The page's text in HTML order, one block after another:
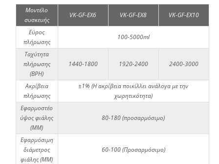
Μοντέλο
συσκευής
VK-GF-EX6 VK-GF-EX8 VK-GF-EX10
Εύρος
πλήρωσης
100-5000ml
Ταχύτητα
πλήρωσης
(BPH)
1440-1800 1920-2400 2400-3000
Ακρίβεια
πλήρωσης
±1% (Η ακρίβεια ποικίλλει ανάλογα με την
χωρητικότητα)
Εφαρμοστέο
ύψος φιάλης
(MM)
80-180 (προσαρμόσιμο)
Εφαρμόσιμη
διάμετρος
φιάλης (MM)
60-100 (Προσαρμόσιμο)